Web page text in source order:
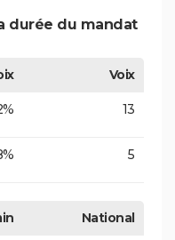
durée du mandat
Voix
13
5
National